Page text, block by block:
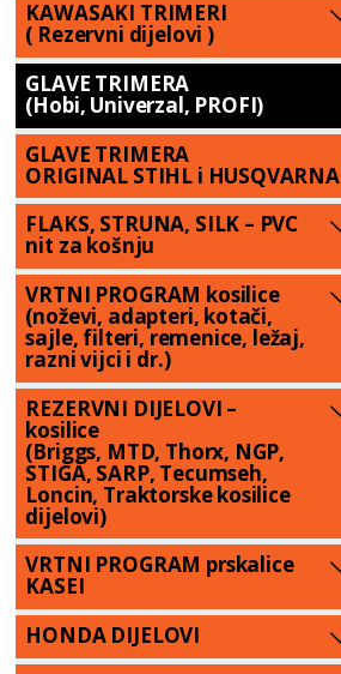
KAWASAKI TRIMERI
( Rezervni dijelovi )
GLAVE TRIMERA
(Hobi, Univerzal, PROFI)
GLAVE TRIMERA
ORIGINAL STIHL i HUSQVARNA
FLAKS, STRUNA, SILK – PVC
nit za košnju
VRTNI PROGRAM kosilice
(noževi, adapteri, kotači,
sajle, filteri, remenice, ležaj,
razni vijci i dr.)
REZERVNI DIJELOVI –
kosilice
(Briggs, MTD, Thorx, NGP,
STIGA, SARP, Tecumseh,
Loncin, Traktorske kosilice
dijelovi)
VRTNI PROGRAM prskalice
KASEI
HONDA DIJELOVI